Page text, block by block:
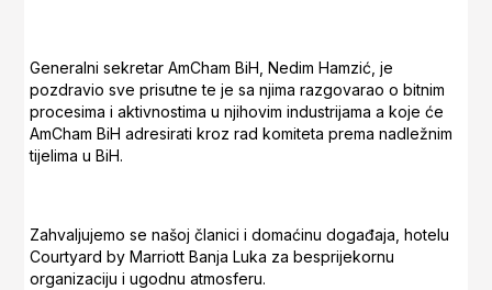
Generalni sekretar AmCham BiH, Nedim Hamzić, je
pozdravio sve prisutne te je sa njima razgovarao o bitnim
procesima i aktivnostima u njihovim industrijama a koje će
AmCham BiH adresirati kroz rad komiteta prema nadležnim
tijelima u BiH.
Zahvaljujemo se našoj članici i domaćinu događaja, hotelu
Courtyard by Marriott Banja Luka za besprijekornu
organizaciju i ugodnu atmosferu.